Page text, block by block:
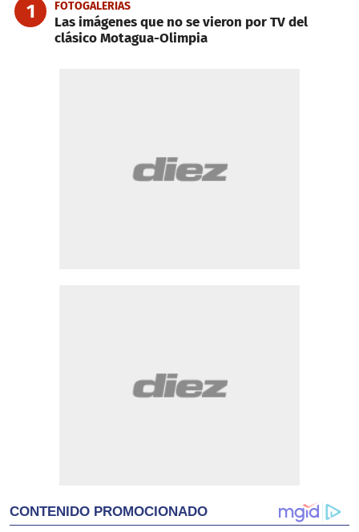
1 FOTOGALERIAS
Las imágenes que no se vieron por TV del
clásico Motagua-Olimpia